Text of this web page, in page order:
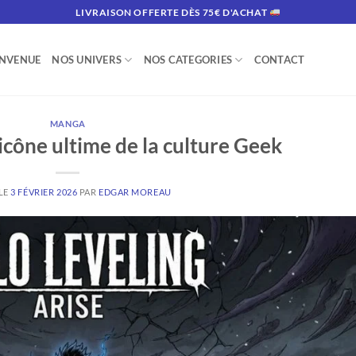
LIVRAISON OFFERTE DÈS 75€ D'ACHAT
NOS UNIVERS NOS CATEGORIES CONTACT
MANGA
ultime de la culture Geek
3 FÉVRIER 2026 PAR EDGAR MOREAU